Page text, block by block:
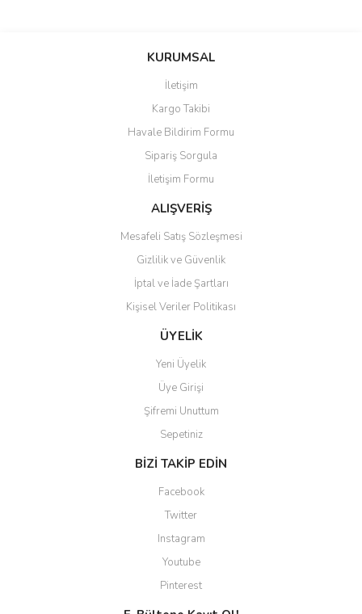
Bu ürüne ilk yorumu siz yapın!
Ürün resmi kalitesiz, bozuk veya görüntülenemiyor.
Ürün açıklamasında eksik bilgiler bulunuyor.
Ürün bilgilerinde hatalar bulunuyor.
Ürün fiyatı diğer sitelerden daha pahalı.
Bu ürüne benzer farklı alternatifler olmalı.
Gönder
KURUMSAL
İletişim
Kargo Takibi
Havale Bildirim Formu
Sipariş Sorgula
İletişim Formu
ALIŞVERİŞ
Mesafeli Satış Sözleşmesi
Gizlilik ve Güvenlik
İptal ve İade Şartları
Kişisel Veriler Politikası
ÜYELİK
Yeni Üyelik
Üye Girişi
Şifremi Unuttum
Sepetiniz
BİZİ TAKİP EDİN
Facebook
Twitter
Instagram
Youtube
Pinterest